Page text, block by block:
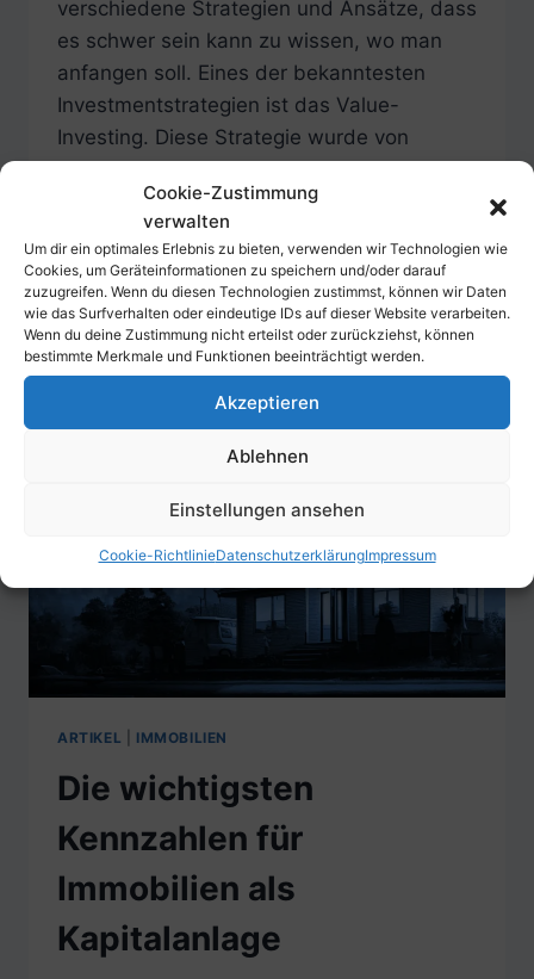
Cookie-Zustimmung
verwalten
Um dir ein optimales Erlebnis zu bieten, verwenden wir Technologien wie
Cookies, um Geräteinformationen zu speichern und/oder darauf
zuzugreifen. Wenn du diesen Technologien zustimmst, können wir Daten
wie das Surfverhalten oder eindeutige IDs auf dieser Website verarbeiten.
Wenn du deine Zustimmung nicht erteilst oder zurückziehst, können
bestimmte Merkmale und Funktionen beeinträchtigt werden.
Akzeptieren
Ablehnen
Einstellungen ansehen
Cookie-RichtlinieDatenschutzerklärungImpressum
verschiedene Strategien und Ansätze, dass
es schwer sein kann zu wissen, wo man
anfangen soll. Eines der bekanntesten
Investmentstrategien ist das Value-
Investing. Diese Strategie wurde von
1930er Jahren entwickelt und hat seitdem
viele erfolgreiche Investoren…
WEITERLESENWAS
IST
VALUE-
INVESTING
UND
KANN
GELD
ARTIKEL IMMOBILIEN
Die wichtigsten
Kennzahlen für
Immobilien als
Kapitalanlage